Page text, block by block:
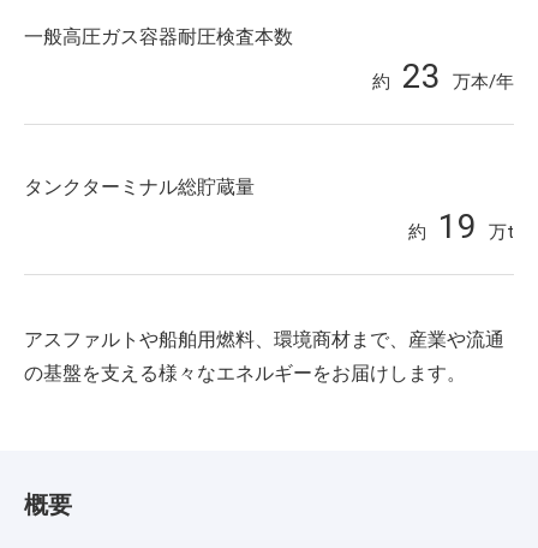
一般高圧ガス容器耐圧検査本数
約 23 万本/年
タンクターミナル総貯蔵量
約 19 万t
アスファルトや船舶用燃料、環境商材まで、産業や流通
の基盤を支える様々なエネルギーをお届けします。
概要